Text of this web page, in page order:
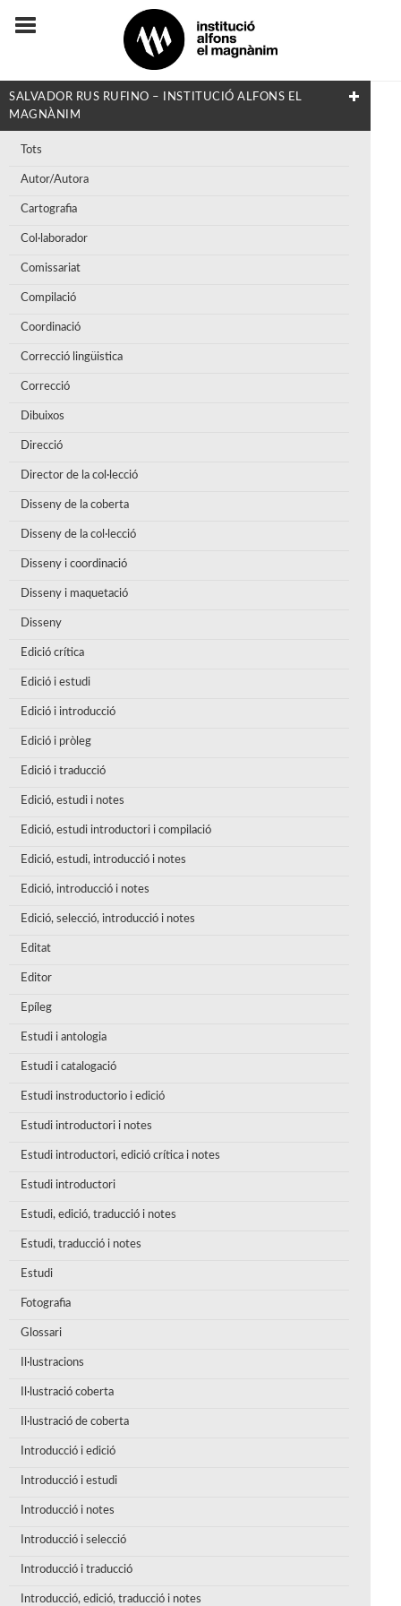
SALVADOR RUS RUFINO – INSTITUCIÓ ALFONS EL
MAGNÀNIM
Tots
Autor/Autora
Cartografia
Col·laborador
Comissariat
Compilació
Coordinació
Correcció lingüistica
Correcció
Dibuixos
Direcció
Director de la col·lecció
Disseny de la coberta
Disseny de la col·lecció
Disseny i coordinació
Disseny i maquetació
Disseny
Edició crítica
Edició i estudi
Edició i introducció
Edició i pròleg
Edició i traducció
Edició, estudi i notes
Edició, estudi introductori i compilació
Edició, estudi, introducció i notes
Edició, introducció i notes
Edició, selecció, introducció i notes
Editat
Editor
Epíleg
Estudi i antologia
Estudi i catalogació
Estudi instroductorio i edició
Estudi introductori i notes
Estudi introductori, edició crítica i notes
Estudi introductori
Estudi, edició, traducció i notes
Estudi, traducció i notes
Estudi
Fotografia
Glossari
Il·lustracions
Il·lustració coberta
Il·lustració de coberta
Introducció i edició
Introducció i estudi
Introducció i notes
Introducció i selecció
Introducció i traducció
Introducció, edició, traducció i notes